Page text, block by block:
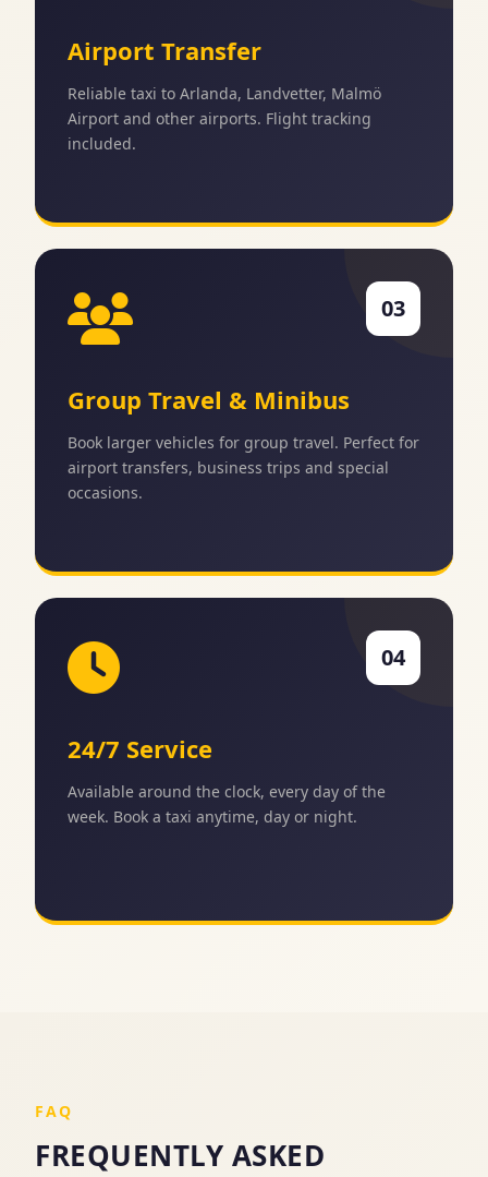
Airport Transfer
Reliable taxi to Arlanda, Landvetter, Malmö
Airport and other airports. Flight tracking
included.
03
Group Travel & Minibus
Book larger vehicles for group travel. Perfect for
airport transfers, business trips and special
occasions.
04
24/7 Service
Available around the clock, every day of the
week. Book a taxi anytime, day or night.
FAQ
FREQUENTLY ASKED